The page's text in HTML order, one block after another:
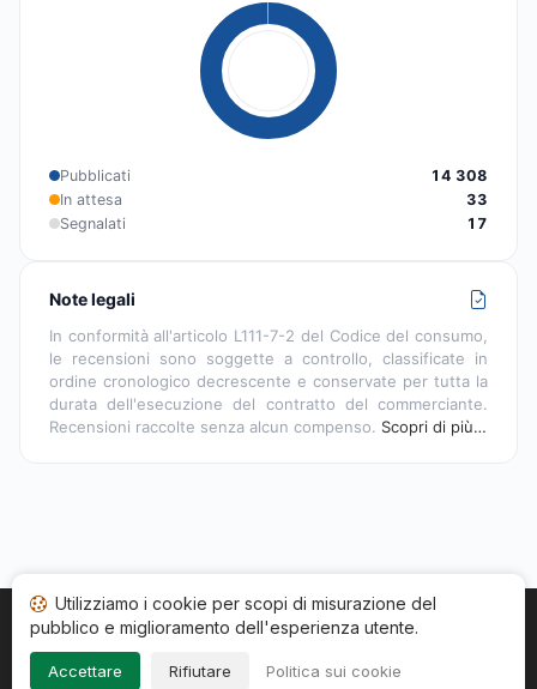
Pubblicati
14 308
In attesa
33
Segnalati
17
Note legali
In conformità all'articolo L111-7-2 del Codice del consumo,
le recensioni sono soggette a controllo, classificate in
ordine cronologico decrescente e conservate per tutta la
durata dell'esecuzione del contratto del commerciante.
Recensioni raccolte senza alcun compenso. Scopri di più…
Home Stato recensioni Categorie CGU
Utilizziamo i cookie per scopi di misurazione del
pubblico e miglioramento dell'esperienza utente.
Accettare Rifiutare Politica sui cookie